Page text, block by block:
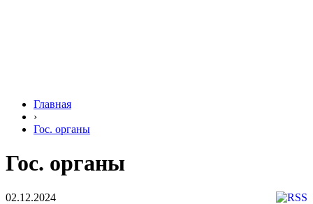
Главная
›
Гос. органы
Гос. органы
02.12.2024